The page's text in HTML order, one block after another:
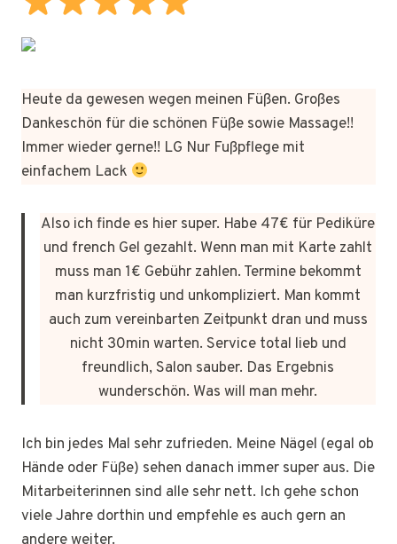
Heute da gewesen wegen meinen Füßen. Großes
Dankeschön für die schönen Füße sowie Massage!!
Immer wieder gerne!! LG Nur Fußpflege mit
einfachem Lack
Also ich finde es hier super. Habe 47€ für Pediküre
und french Gel gezahlt. Wenn man mit Karte zahlt
muss man 1€ Gebühr zahlen. Termine bekommt
man kurzfristig und unkompliziert. Man kommt
auch zum vereinbarten Zeitpunkt dran und muss
nicht 30min warten. Service total lieb und
freundlich, Salon sauber. Das Ergebnis
wunderschön. Was will man mehr.
Ich bin jedes Mal sehr zufrieden. Meine Nägel (egal ob
Hände oder Füße) sehen danach immer super aus. Die
Mitarbeiterinnen sind alle sehr nett. Ich gehe schon
viele Jahre dorthin und empfehle es auch gern an